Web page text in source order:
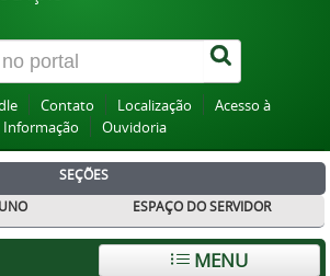
Canais
Contato Localização
Acesso à
Informação
Ouvidoria
SEÇÕES
ESPAÇO DO SERVIDOR
MENU